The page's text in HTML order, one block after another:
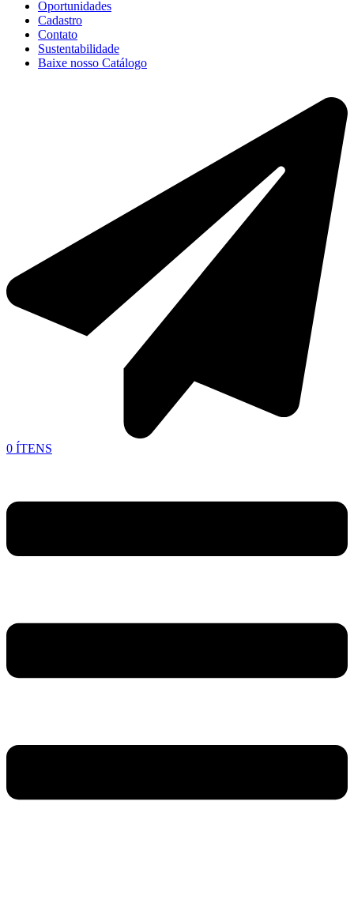
Oportunidades
Cadastro
Contato
Sustentabilidade
Baixe nosso Catálogo
0 ÍTENS